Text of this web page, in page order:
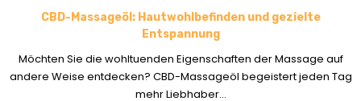
CBD-Massageöl: Hautwohlbefinden und gezielte
Entspannung
Möchten Sie die wohltuenden Eigenschaften der Massage auf
andere Weise entdecken? CBD-Massageöl begeistert jeden Tag
mehr Liebhaber...